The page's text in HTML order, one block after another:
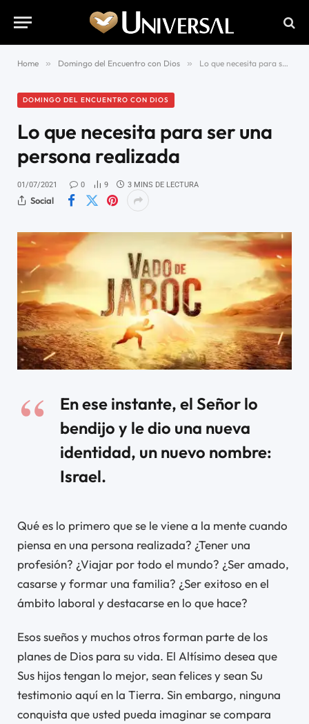
Home » Domingo del Encuentro con Dios » Lo que necesita para ser una persona realizada
DOMINGO DEL ENCUENTRO CON DIOS
Lo que necesita para ser una
persona realizada
01/07/2021 0 9 3 MINS DE LECTURA
Social
En ese instante, el Señor lo
bendijo y le dio una nueva
identidad, un nuevo nombre:
Israel.
Qué es lo primero que se le viene a la mente cuando
piensa en una persona realizada? ¿Tener una
profesión? ¿Viajar por todo el mundo? ¿Ser amado,
casarse y formar una familia? ¿Ser exitoso en el
ámbito laboral y destacarse en lo que hace?
Esos sueños y muchos otros forman parte de los
planes de Dios para su vida. El Altísimo desea que
Sus hijos tengan lo mejor, sean felices y sean Su
testimonio aquí en la Tierra. Sin embargo, ninguna
conquista que usted pueda imaginar se compara